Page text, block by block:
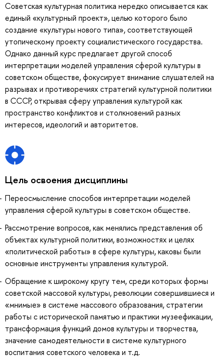
Советская культурная политика нередко описывается как
единый «культурный проект», целью которого было
создание «культуры нового типа», соответствующей
утопическому проекту социалистического государства.
Однако данный курс предлагает другой способ
интерпретации моделей управления сферой культуры в
советском обществе, фокусирует внимание слушателей на
разрывах и противоречиях стратегий культурной политики
в СССР, открывая сферу управления культурой как
пространство конфликтов и столкновений разных
интересов, идеологий и авторитетов.
Цель освоения дисциплины
Переосмысление способов интерпретации моделей
управления сферой культуры в советском обществе.
Рассмотрение вопросов, как менялись представления об
объектах культурной политики, возможностях и целях
«политической работы» в сфере культуры, каковы были
основные инструменты управления культурой.
Обращение к широкому кругу тем, среди которых формы
советской массовой культуры, революции совершившиеся и
«мнимые» в системе массового образования, стратегии
работы с исторической памятью и практики музеефикации,
трансформация функций домов культуры и творчества,
значение самодеятельности в системе культурного
воспитания советского человека и т.д.